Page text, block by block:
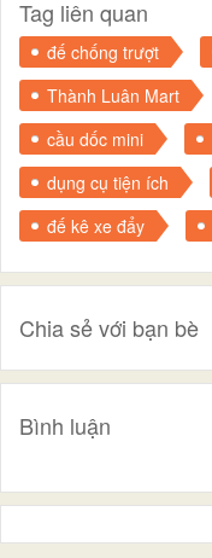
Tag liên quan
đế chống trượt
Thành Luân Mart
cầu dốc mini
dụng cụ tiện ích
đế kê xe đẩy
Chia sẻ với bạn bè
Bình luận